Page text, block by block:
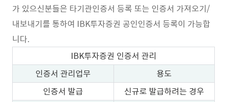
가 있으신분들은 타기관인증서 등록 또는 인증서 가져오기/
내보내기를 통하여 IBK투자증권 공인인증서 등록이 가능합
니다.
IBK투자증권 인증서 관리
인증서 관리업무
용도
인증서 발급
신규로 발급하려는 경우